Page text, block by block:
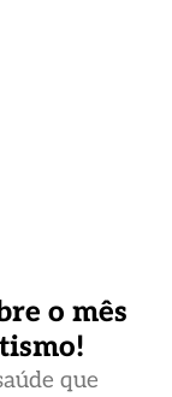
o mês
que